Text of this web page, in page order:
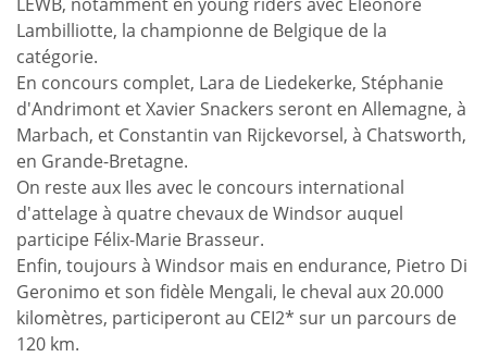
Lambilliotte, la championne de Belgique de la
catégorie.
En concours complet, Lara de Liedekerke, Stéphanie
d'Andrimont et Xavier Snackers seront en Allemagne, à
Marbach, et Constantin van Rijckevorsel, à Chatsworth,
en Grande-Bretagne.
On reste aux Iles avec le concours international
d'attelage à quatre chevaux de Windsor auquel
participe Félix-Marie Brasseur.
Enfin, toujours à Windsor mais en endurance, Pietro Di
Geronimo et son fidèle Mengali, le cheval aux 20.000
kilomètres, participeront au CEI2* sur un parcours de
120 km.